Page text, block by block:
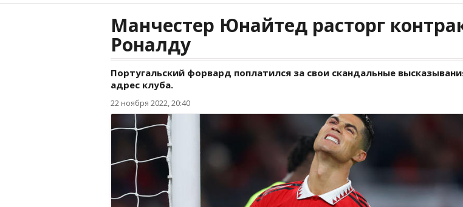
Манчестер Юнайтед расторг
Роналду
Португальский форвард поплатился за свои скандальные
адрес клуба.
22 ноября 2022, 20:40